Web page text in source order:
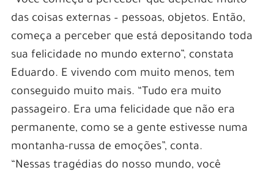
das coisas externas – pessoas, objetos. Então,
começa a perceber que está depositando toda
sua felicidade no mundo externo”, constata
Eduardo. E vivendo com muito menos, tem
conseguido muito mais. “Tudo era muito
passageiro. Era uma felicidade que não era
permanente, como se a gente estivesse numa
montanha-russa de emoções”, conta.
“Nessas tragédias do nosso mundo, você